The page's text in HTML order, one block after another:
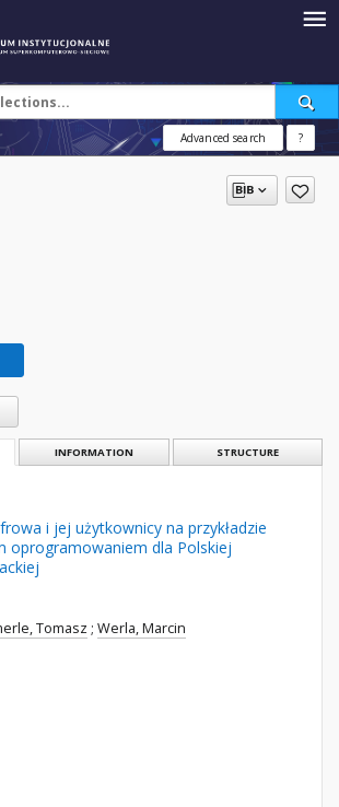
Advanced search ?
INFORMATION STRUCTURE
i jej użytkownicy na przykładzie
oprogramowaniem dla Polskiej
Tomasz ; Werla, Marcin